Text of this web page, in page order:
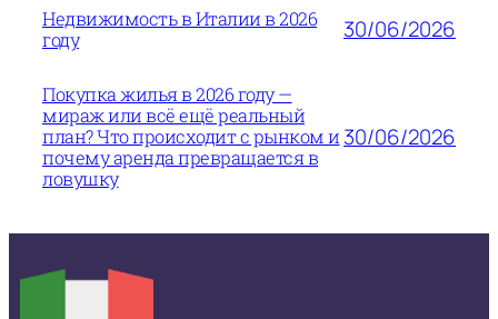
Недвижимость в Италии в 2026
году
30/06/2026
Покупка жилья в 2026 году —
мираж или всё ещё реальный
план? Что происходит с рынком и
почему аренда превращается в
ловушку
30/06/2026